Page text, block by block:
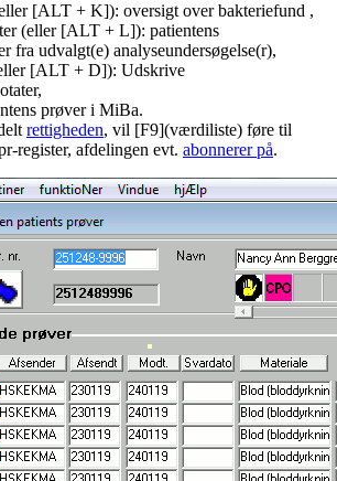
[ALT + K]): oversigt over bakteriefund ,
(eller [ALT + L]): patientens
fra udvalgt(e) analyseundersøgelse(r),
[ALT + D]): Udskrive
prøver i MiBa.
rettigheden, vil [F9](værdiliste) føre til
register, afdelingen evt. abonnerer på.